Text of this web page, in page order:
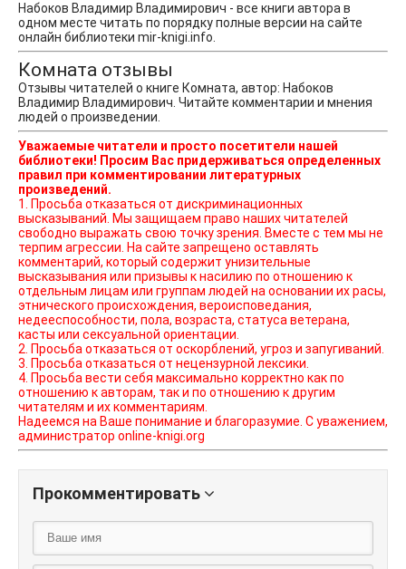
Набоков Владимир Владимирович - все книги автора в
одном месте читать по порядку полные версии на сайте
онлайн библиотеки mir-knigi.info.
Комната отзывы
Отзывы читателей о книге Комната, автор: Набоков
Владимир Владимирович. Читайте комментарии и мнения
людей о произведении.
Уважаемые читатели и просто посетители нашей
библиотеки! Просим Вас придерживаться определенных
правил при комментировании литературных
произведений.
1. Просьба отказаться от дискриминационных
высказываний. Мы защищаем право наших читателей
свободно выражать свою точку зрения. Вместе с тем мы не
терпим агрессии. На сайте запрещено оставлять
комментарий, который содержит унизительные
высказывания или призывы к насилию по отношению к
отдельным лицам или группам людей на основании их расы,
этнического происхождения, вероисповедания,
недееспособности, пола, возраста, статуса ветерана,
касты или сексуальной ориентации.
2. Просьба отказаться от оскорблений, угроз и запугиваний.
3. Просьба отказаться от нецензурной лексики.
4. Просьба вести себя максимально корректно как по
отношению к авторам, так и по отношению к другим
читателям и их комментариям.
Надеемся на Ваше понимание и благоразумие. С уважением,
администратор online-knigi.org
Прокомментировать